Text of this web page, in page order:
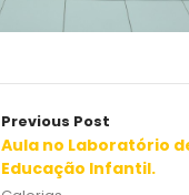
Previous Post
Aula no Laboratório
Educação Infantil.